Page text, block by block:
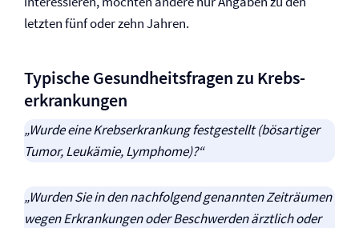
letzten fünf oder zehn Jahren.
Typische Gesundheitsfragen zu Krebs­
erkrankungen
„Wurde eine Krebserkrankung festgestellt (bösartiger
Tumor, Leukämie, Lymphome)?“
„Wurden Sie in den nachfolgend genannten Zeiträumen
wegen Erkrankungen oder Beschwerden ärztlich oder